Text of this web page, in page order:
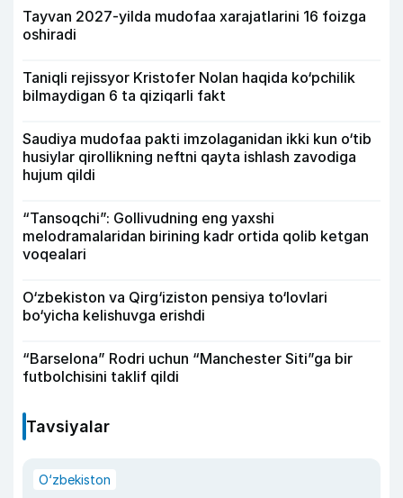
Tayvan 2027-yilda mudofaa xarajatlarini 16 foizga
oshiradi
Taniqli rejissyor Kristofer Nolan haqida ko‘pchilik
bilmaydigan 6 ta qiziqarli fakt
Saudiya mudofaa pakti imzolaganidan ikki kun o‘tib
husiylar qirollikning neftni qayta ishlash zavodiga
hujum qildi
“Tansoqchi”: Gollivudning eng yaxshi
melodramalaridan birining kadr ortida qolib ketgan
voqealari
O‘zbekiston va Qirg‘iziston pensiya to‘lovlari
bo‘yicha kelishuvga erishdi
“Barselona” Rodri uchun “Manchester Siti”ga bir
futbolchisini taklif qildi
Tavsiyalar
O‘zbekiston